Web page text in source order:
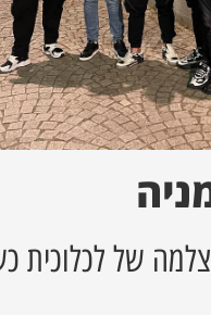
של לכלוכית